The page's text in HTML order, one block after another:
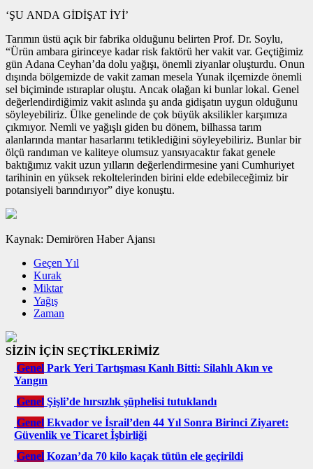
‘ŞU ANDA GİDİŞAT İYİ’
Tarımın üstü açık bir fabrika olduğunu belirten Prof. Dr. Soylu,
“Ürün ambara girinceye kadar risk faktörü her vakit var. Geçtiğimiz
gün Adana Ceyhan’da dolu yağışı, önemli ziyanlar oluşturdu. Onun
dışında bölgemizde de vakit zaman mesela Yunak ilçemizde önemli
sel biçiminde ıstıraplar oluştu. Ancak olağan ki bunlar lokal. Genel
değerlendirdiğimiz vakit aslında şu anda gidişatın uygun olduğunu
söyleyebiliriz. Ülke genelinde de çok büyük aksilikler karşımıza
çıkmıyor. Nemli ve yağışlı giden bu dönem, bilhassa tarım
alanlarında mantar hasarlarını tetiklediğini söyleyebiliriz. Bunlar bir
ölçü randıman ve kaliteye olumsuz yansıyacaktır fakat genele
baktığımız vakit uzun yılların değerlendirmesine yani Cumhuriyet
tarihinin en yüksek rekoltelerinden birini elde edebileceğimiz bir
potansiyeli barındırıyor” diye konuştu.
Kaynak: Demirören Haber Ajansı
Geçen Yıl
Kurak
Miktar
Yağış
Zaman
SİZİN İÇİN SEÇTİKLERİMİZ
Genel Park Yeri Tartışması Kanlı Bitti: Silahlı Akın ve
Yangın
Genel Şişli’de hırsızlık şüphelisi tutuklandı
Genel Ekvador ve İsrail’den 44 Yıl Sonra Birinci Ziyaret:
Güvenlik ve Ticaret İşbirliği
Genel Kozan’da 70 kilo kaçak tütün ele geçirildi